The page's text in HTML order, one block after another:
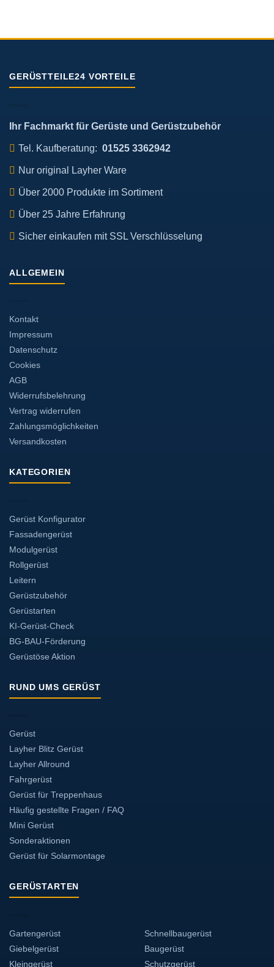
GERÜSTTEILE24 VORTEILE
Ihr Fachmarkt für Gerüste und Gerüstzubehör
Tel. Kaufberatung: 01525 3362942
Nur original Layher Ware
Über 2000 Produkte im Sortiment
Über 25 Jahre Erfahrung
Sicher einkaufen mit SSL Verschlüsselung
ALLGEMEIN
Kontakt
Impressum
Datenschutz
Cookies
AGB
Widerrufsbelehrung
Vertrag widerrufen
Zahlungsmöglichkeiten
Versandkosten
KATEGORIEN
Gerüst Konfigurator
Fassadengerüst
Modulgerüst
Rollgerüst
Leitern
Gerüstzubehör
Gerüstarten
KI-Gerüst-Check
BG-BAU-Förderung
Gerüstöse Aktion
RUND UMS GERÜST
Gerüst
Layher Blitz Gerüst
Layher Allround
Fahrgerüst
Gerüst für Treppenhaus
Häufig gestellte Fragen / FAQ
Mini Gerüst
Sonderaktionen
Gerüst für Solarmontage
GERÜSTARTEN
Gartengerüst
Giebelgerüst
Kleingerüst
Schnellbaugerüst
Baugerüst
Schutzgerüst